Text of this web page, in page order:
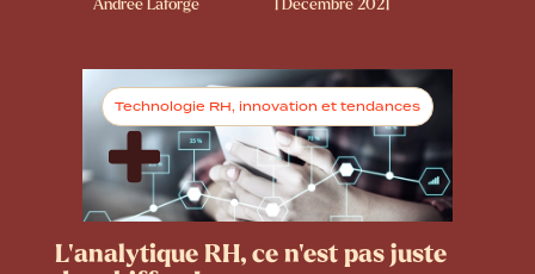
Andrée Laforge 1 Décembre 2021
Technologie RH, innovation et tendances
L’analytique RH, ce n’est pas juste